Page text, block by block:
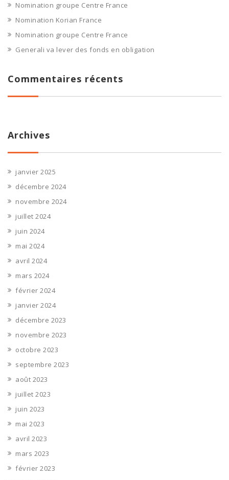
Nomination groupe Centre France
Nomination Korian France
Nomination groupe Centre France
Generali va lever des fonds en obligation
Commentaires récents
Archives
janvier 2025
décembre 2024
novembre 2024
juillet 2024
juin 2024
mai 2024
avril 2024
mars 2024
février 2024
janvier 2024
décembre 2023
novembre 2023
octobre 2023
septembre 2023
août 2023
juillet 2023
juin 2023
mai 2023
avril 2023
mars 2023
février 2023